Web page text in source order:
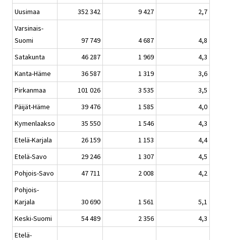
Uusimaa
352 342 9 427
2,7
Varsinais-
Suomi
97 749 4 687
4,8
Satakunta
46 287 1 969
4,3
Kanta-Häme
36 587 1 319
3,6
Pirkanmaa
101 026 3 535
3,5
Päijät-Häme
39 476 1 585
4,0
Kymenlaakso
35 550 1 546
4,3
Etelä-Karjala
26 159 1 153
4,4
Etelä-Savo
29 246 1 307
4,5
Pohjois-Savo
47 711 2 008
4,2
Pohjois-
Karjala
30 690 1 561
5,1
Keski-Suomi
54 489 2 356
4,3
Etelä-